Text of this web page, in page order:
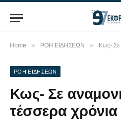
Home » ΡΟΗ ΕΙΔΗΣΕΩΝ » Κως- Σε αναμονή
ΡΟΗ ΕΙΔΗΣΕΩΝ
Κως- Σε
τέσσερα χρόνια